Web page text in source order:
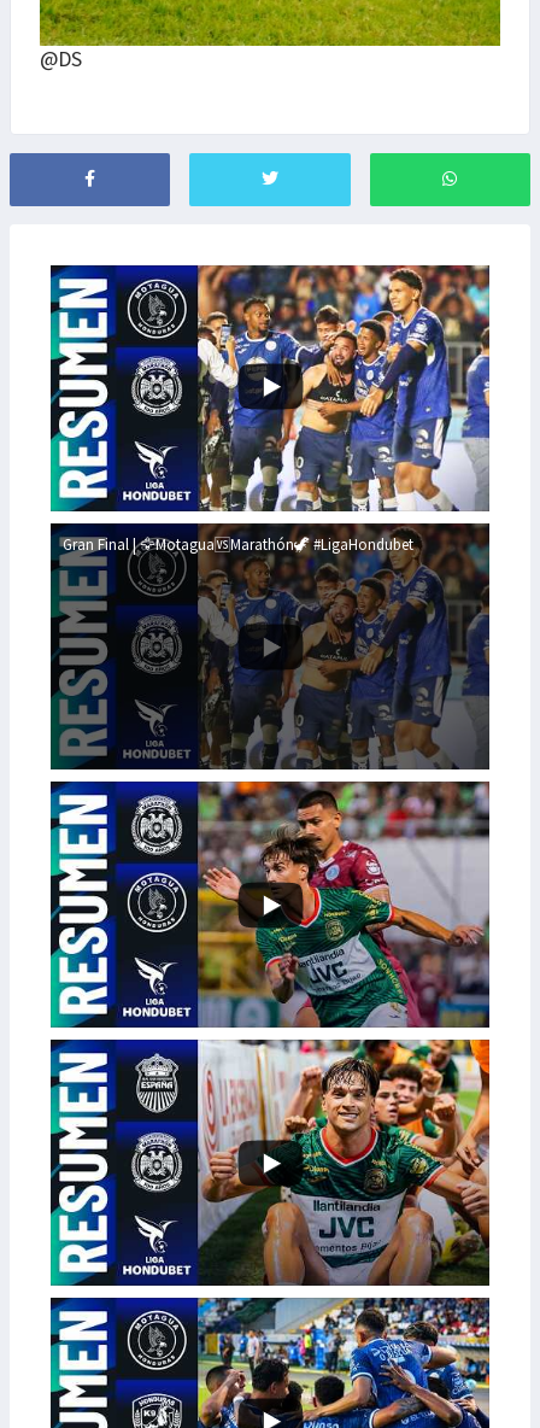
@DS
Gran Final | 🦅Motagua🆚Marathón🦖 #LigaHondubet